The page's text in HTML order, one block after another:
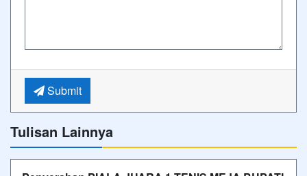
Submit
Tulisan Lainnya